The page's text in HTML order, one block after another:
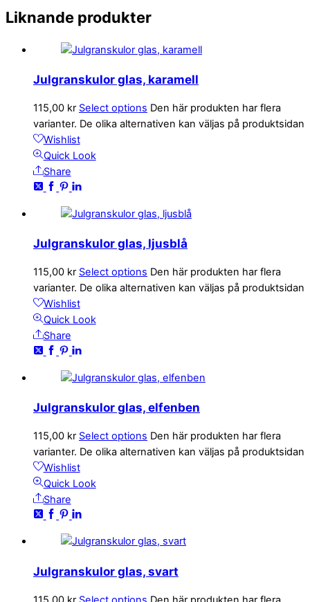
Liknande produkter
Julgranskulor glas, karamell
115,00 kr Select options Den här produkten har flera
varianter. De olika alternativen kan väljas på produktsidan
Wishlist
Quick Look
Share
Julgranskulor glas, ljusblå
115,00 kr Select options Den här produkten har flera
varianter. De olika alternativen kan väljas på produktsidan
Wishlist
Quick Look
Share
Julgranskulor glas, elfenben
115,00 kr Select options Den här produkten har flera
varianter. De olika alternativen kan väljas på produktsidan
Wishlist
Quick Look
Share
Julgranskulor glas, svart